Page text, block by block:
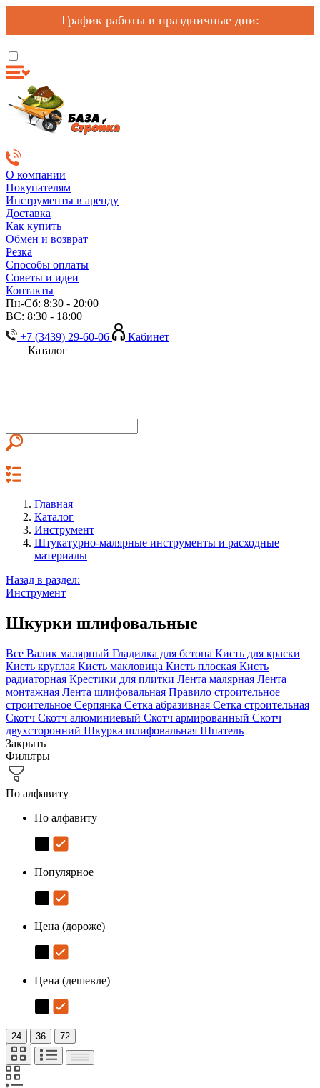
График работы в праздничные дни:
О компании
Покупателям
Инструменты в аренду
Доставка
Как купить
Обмен и возврат
Резка
Способы оплаты
Советы и идеи
Контакты
Пн-Сб: 8:30 - 20:00
ВС: 8:30 - 18:00
+7 (3439) 29-60-06
Кабинет
Каталог
Главная
Каталог
Инструмент
Штукатурно-малярные инструменты и расходные
материалы
Назад в раздел:
Инструмент
Шкурки шлифовальные
Все Валик малярный Гладилка для бетона Кисть для краски
Кисть круглая Кисть макловица Кисть плоская Кисть
радиаторная Крестики для плитки Лента малярная Лента
монтажная Лента шлифовальная Правило строительное
строительное Серпянка Сетка абразивная Сетка строительная
Скотч Скотч алюминиевый Скотч армированный Скотч
двухсторонний Шкурка шлифовальная Шпатель
Закрыть
Фильтры
По алфавиту
По алфавиту
Популярное
Цена (дороже)
Цена (дешевле)
24 36 72